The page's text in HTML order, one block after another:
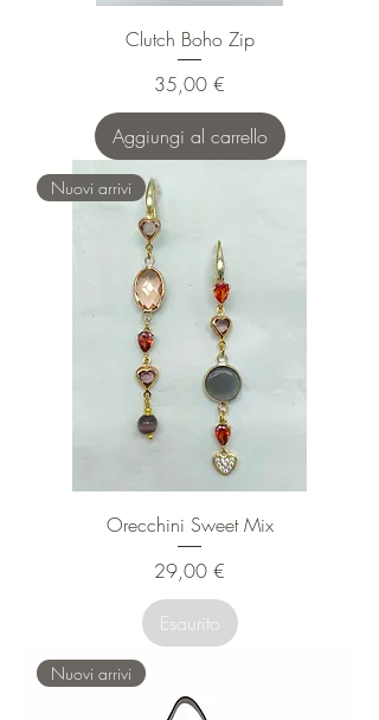
Clutch Boho Zip
Prezzo
35,00 €
Aggiungi al carrello
Nuovi arrivi
Orecchini Sweet Mix
Prezzo
29,00 €
Esaurito
Nuovi arrivi